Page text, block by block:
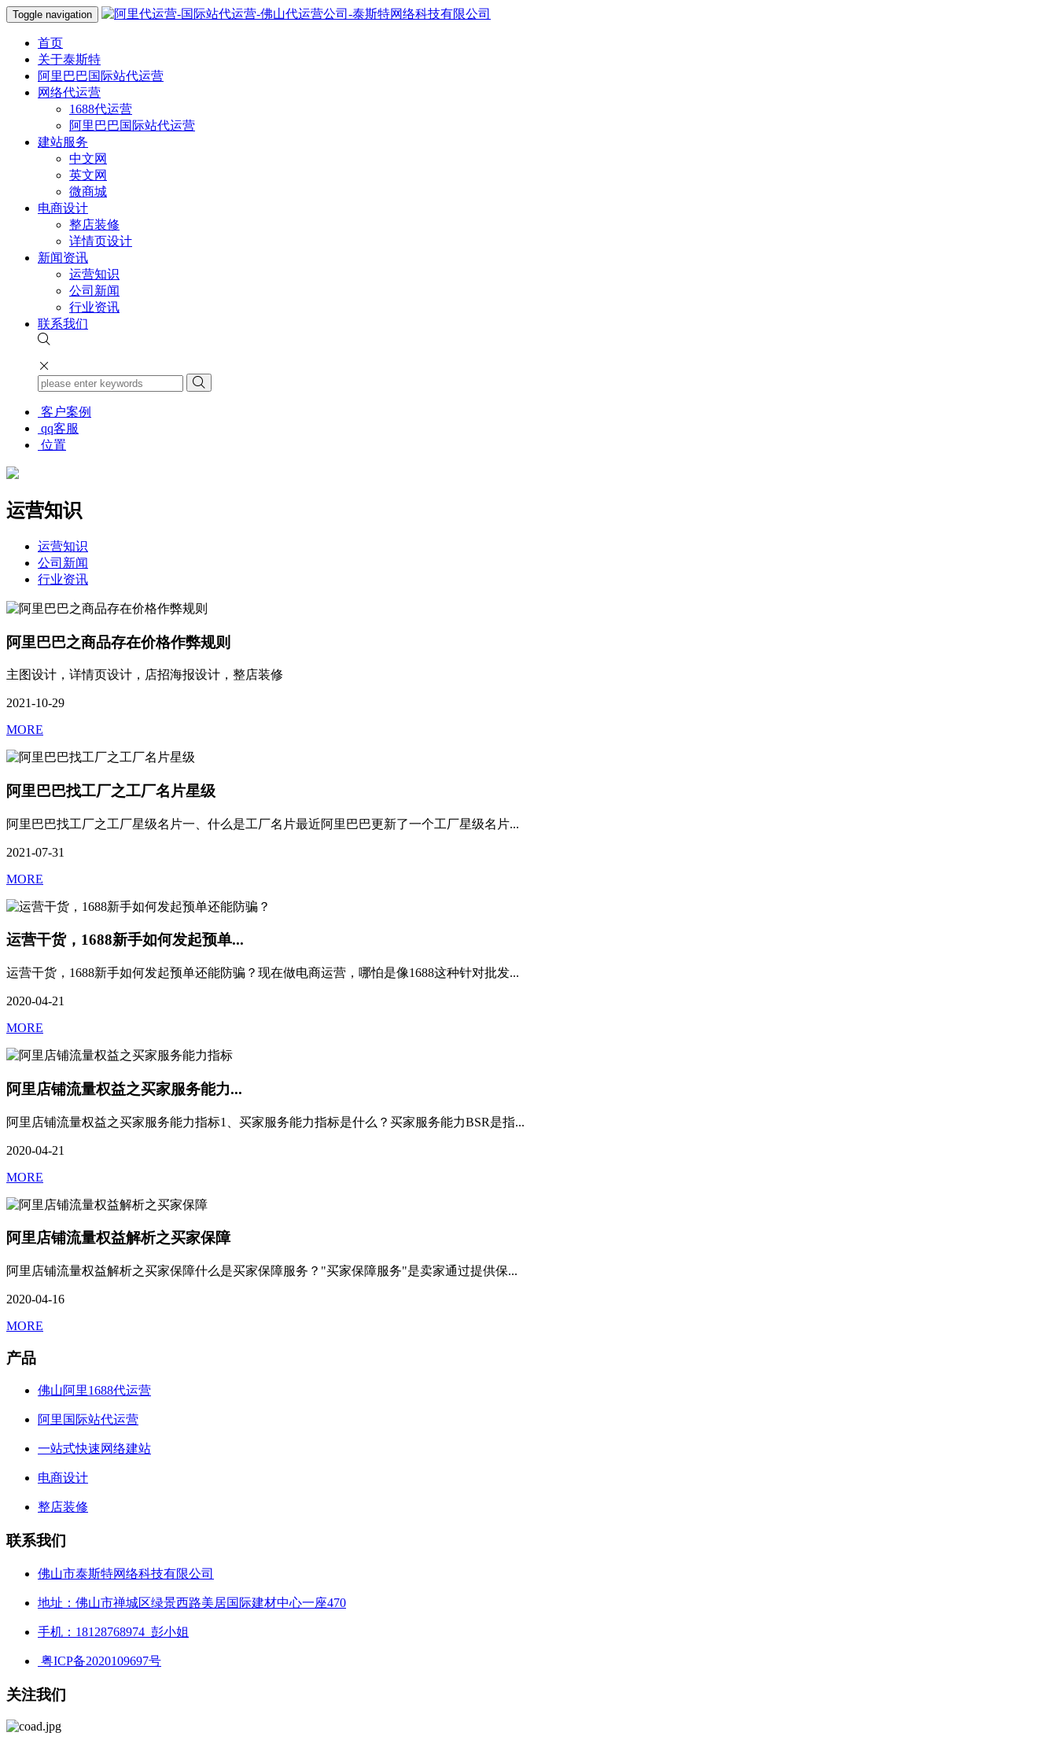
Toggle navigation
首页
关于泰斯特
阿里巴巴国际站代运营
网络代运营
1688代运营
阿里巴巴国际站代运营
建站服务
中文网
英文网
微商城
电商设计
整店装修
详情页设计
新闻资讯
运营知识
公司新闻
行业资讯
联系我们
客户案例
qq客服
位置
运营知识
运营知识
公司新闻
行业资讯
阿里巴巴之商品存在价格作弊规则
主图设计，详情页设计，店招海报设计，整店装修
2021-10-29
MORE
阿里巴巴找工厂之工厂名片星级
阿里巴巴找工厂之工厂星级名片一、什么是工厂名片最近阿里巴巴更新了一个工厂星级名片...
2021-07-31
MORE
运营干货，1688新手如何发起预单...
运营干货，1688新手如何发起预单还能防骗？现在做电商运营，哪怕是像1688这种针对批发...
2020-04-21
MORE
阿里店铺流量权益之买家服务能力...
阿里店铺流量权益之买家服务能力指标1、买家服务能力指标是什么？买家服务能力BSR是指...
2020-04-21
MORE
阿里店铺流量权益解析之买家保障
阿里店铺流量权益解析之买家保障什么是买家保障服务？"买家保障服务"是卖家通过提供保...
2020-04-16
MORE
产品
佛山阿里1688代运营
阿里国际站代运营
一站式快速网络建站
电商设计
整店装修
联系我们
佛山市泰斯特网络科技有限公司
地址：佛山市禅城区绿景西路美居国际建材中心一座470
手机：18128768974 彭小姐
粤ICP备2020109697号
关注我们